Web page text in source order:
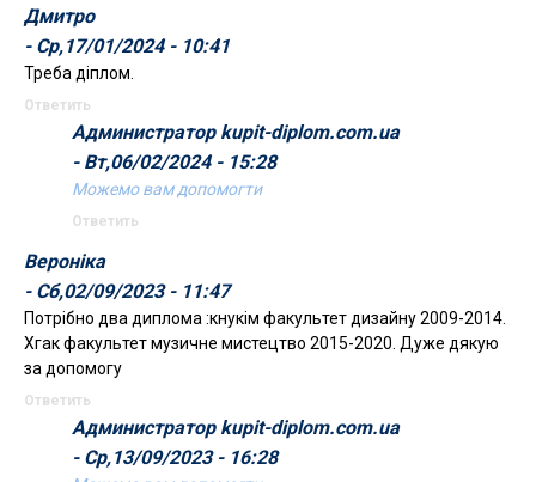
Дмитро
- Ср,17/01/2024 - 10:41
Треба діплом.
Ответить
Администратор kupit-diplom.com.ua
- Вт,06/02/2024 - 15:28
Можемо вам допомогти
Ответить
Вероніка
- Сб,02/09/2023 - 11:47
Потрібно два диплома :кнукім факультет дизайну 2009-2014.
Хгак факультет музичне мистецтво 2015-2020. Дуже дякую
за допомогу
Ответить
Администратор kupit-diplom.com.ua
- Ср,13/09/2023 - 16:28